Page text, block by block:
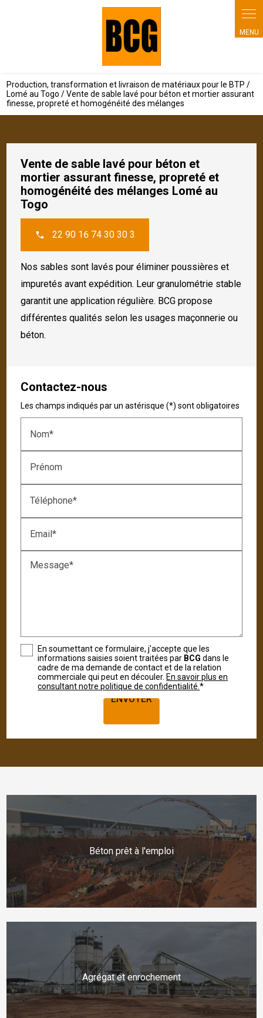
Production, transformation et livraison de matériaux pour le BTP /
Lomé au Togo / Vente de sable lavé pour béton et mortier assurant
finesse, propreté et homogénéité des mélanges
Vente de sable lavé pour béton et
mortier assurant finesse, propreté et
homogénéité des mélanges Lomé au
Togo
22 90 16 74 30 30 3
Nos sables sont lavés pour éliminer poussières et
impuretés avant expédition. Leur granulométrie stable
garantit une application régulière. BCG propose
différentes qualités selon les usages maçonnerie ou
béton.
Contactez-nous
Les champs indiqués par un astérisque (*) sont obligatoires
Nom*
Prénom
Téléphone*
Email*
Message*
En soumettant ce formulaire, j'accepte que les
informations saisies soient traitées par BCG dans le
cadre de ma demande de contact et de la relation
commerciale qui peut en découler. En savoir plus en
consultant notre politique de confidentialité.*
ENVOYER
ENVOYER
Béton prêt à l'emploi
Agrégat et enrochement
Panneau de gestion des cookies